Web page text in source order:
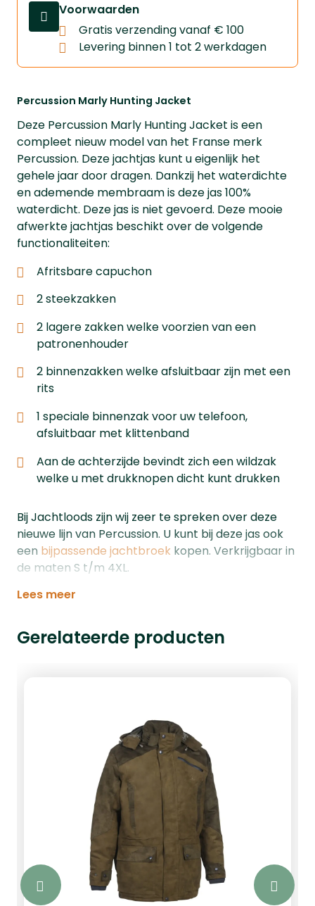
Percussion Marly Hunting Jacket
Deze Percussion Marly Hunting Jacket is een
compleet nieuw model van het Franse merk
Percussion. Deze jachtjas kunt u eigenlijk het
gehele jaar door dragen. Dankzij het waterdichte
en ademende membraam is deze jas 100%
waterdicht. Deze jas is niet gevoerd. Deze mooie
afwerkte jachtjas beschikt over de volgende
functionaliteiten:
Afritsbare capuchon
2 steekzakken
2 lagere zakken welke voorzien van een
patronenhouder
2 binnenzakken welke afsluitbaar zijn met een
rits
1 speciale binnenzak voor uw telefoon,
afsluitbaar met klittenband
Aan de achterzijde bevindt zich een wildzak
welke u met drukknopen dicht kunt drukken
Bij Jachtloods zijn wij zeer te spreken over deze
nieuwe lijn van Percussion. U kunt bij deze jas ook
een bijpassende jachtbroek kopen. Verkrijgbaar in
de maten S t/m 4XL.
Lees meer
Voorwaarden
Gratis verzending vanaf € 100
Levering binnen 1 tot 2 werkdagen
Gerelateerde producten